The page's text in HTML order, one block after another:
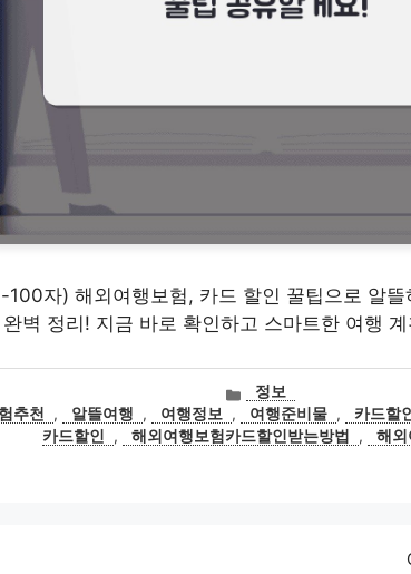
자) 해외여행보험, 카드 할인 꿀팁으로 알
벽 정리! 지금 바로 확인하고 스마트한 여행
카
테
고
정보
추천 , 알뜰여행 , 여행정보 , 여행준비물 , 카드할
카드할인
, 해외여행보험카드할인받는방법 , 해외